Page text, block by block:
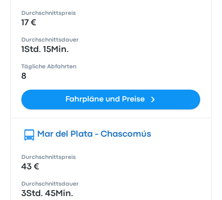
Durchschnittspreis
17 €
Durchschnittsdauer
1Std. 15Min.
Tägliche Abfahrten
8
Fahrpläne und Preise
Mar del Plata - Chascomús
Durchschnittspreis
43 €
Durchschnittsdauer
3Std. 45Min.